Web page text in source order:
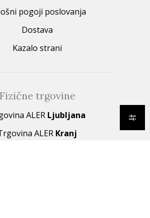
pogoji poslovanja
Dostava
Kazalo strani
Fizične trgovine
ALER Ljubljana
ALER Kranj